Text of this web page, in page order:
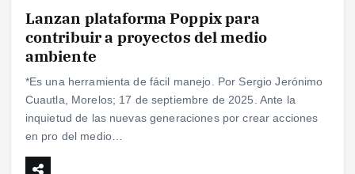
Lanzan plataforma Poppix para
contribuir a proyectos del medio
ambiente
*Es una herramienta de fácil manejo. Por Sergio Jerónimo
Cuautla, Morelos; 17 de septiembre de 2025. Ante la
inquietud de las nuevas generaciones por crear acciones
en pro del medio…